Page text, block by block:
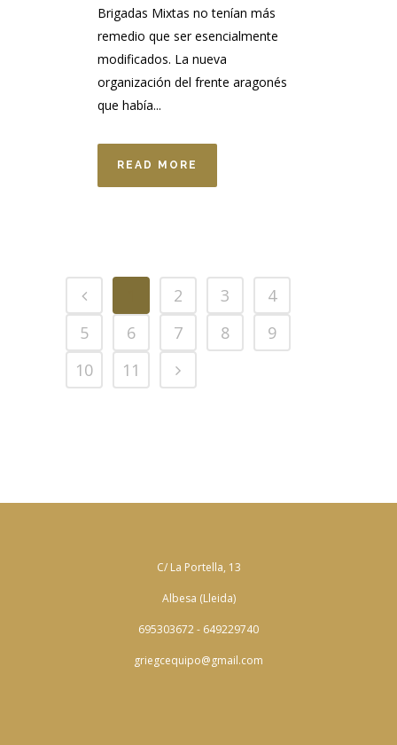
Brigadas Mixtas no tenían más
remedio que ser esencialmente
modificados. La nueva
organización del frente aragonés
que había...
READ MORE
2 3
4
5
6 7 8
9
10
11
C/ La Portella, 13
Albesa (Lleida)
695303672 - 649229740
griegcequipo@gmail.com